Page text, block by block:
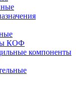
КОФ
компоненты